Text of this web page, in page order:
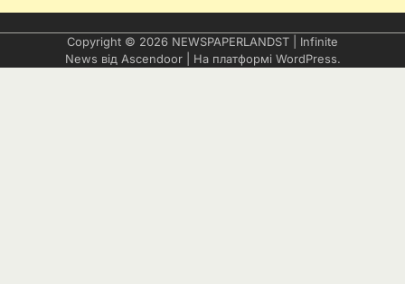
Copyright © 2026 NEWSPAPERLANDST | Infinite
News від Ascendoor| На платформі WordPress.